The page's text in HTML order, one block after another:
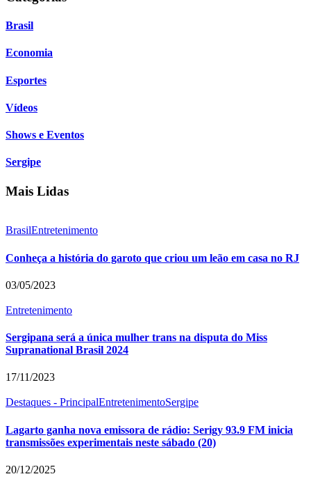
Brasil
Economia
Esportes
Vídeos
Shows e Eventos
Sergipe
Mais Lidas
BrasilEntretenimento
Conheça a história do garoto que criou um leão em casa no RJ
03/05/2023
Entretenimento
Sergipana será a única mulher trans na disputa do Miss
Supranational Brasil 2024
17/11/2023
Destaques - PrincipalEntretenimentoSergipe
Lagarto ganha nova emissora de rádio: Serigy 93.9 FM inicia
transmissões experimentais neste sábado (20)
20/12/2025